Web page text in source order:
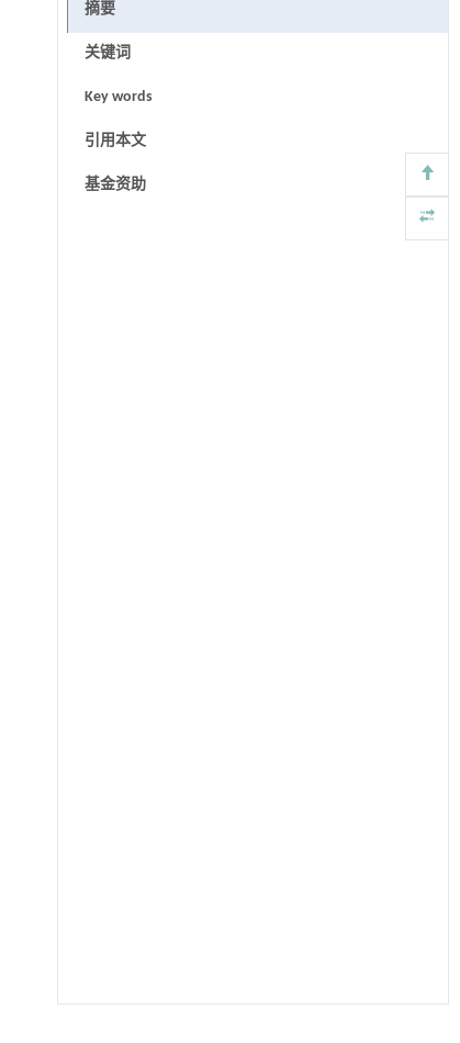
摘要
关键词
Key words
引用本文
基金资助